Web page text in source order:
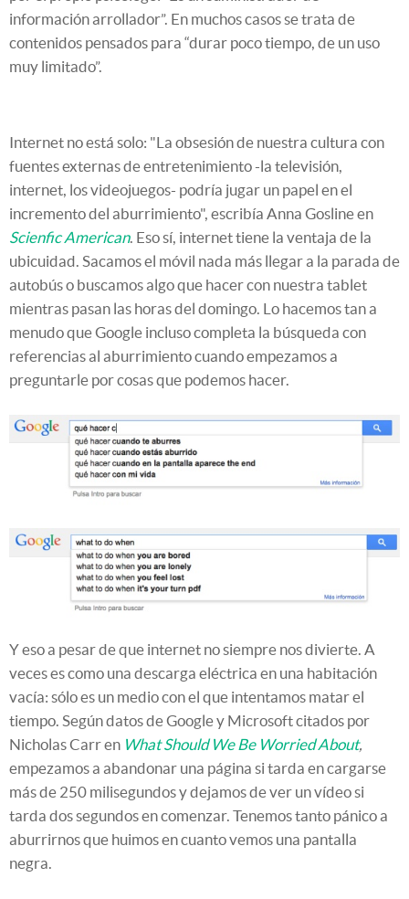
información arrollador”. En muchos casos se trata de
contenidos pensados para “durar poco tiempo, de un uso
muy limitado”.
Internet no está solo: "La obsesión de nuestra cultura con
fuentes externas de entretenimiento -la televisión,
internet, los videojuegos- podría jugar un papel en el
incremento del aburrimiento", escribía Anna Gosline en
Scienfic American. Eso sí, internet tiene la ventaja de la
ubicuidad. Sacamos el móvil nada más llegar a la parada de
autobús o buscamos algo que hacer con nuestra tablet
mientras pasan las horas del domingo. Lo hacemos tan a
menudo que Google incluso completa la búsqueda con
referencias al aburrimiento cuando empezamos a
preguntarle por cosas que podemos hacer.
Y eso a pesar de que internet no siempre nos divierte. A
veces es como una descarga eléctrica en una habitación
vacía: sólo es un medio con el que intentamos matar el
tiempo. Según datos de Google y Microsoft citados por
Nicholas Carr en What Should We Be Worried About,
empezamos a abandonar una página si tarda en cargarse
más de 250 milisegundos y dejamos de ver un vídeo si
tarda dos segundos en comenzar. Tenemos tanto pánico a
aburrirnos que huimos en cuanto vemos una pantalla
negra.